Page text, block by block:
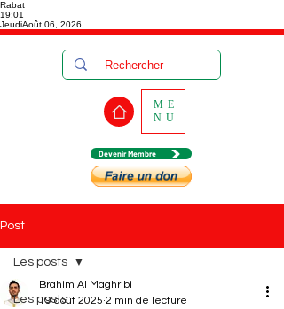
Rabat
19:01
JeudiAoût 06, 2026
Devenir Membre
ME
NU
Post
Les posts
Les posts
Brahim Al Maghribi
19 août 2025 2 min de lecture